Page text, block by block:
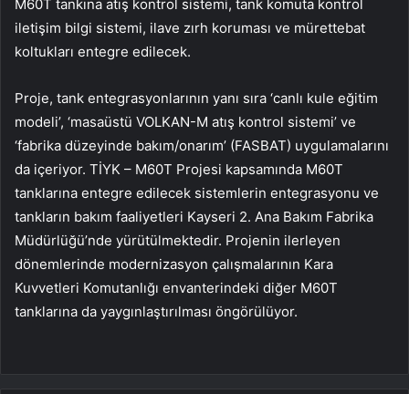
M60T tankına atış kontrol sistemi, tank komuta kontrol
iletişim bilgi sistemi, ilave zırh koruması ve mürettebat
koltukları entegre edilecek.
Proje, tank entegrasyonlarının yanı sıra ‘canlı kule eğitim
modeli’, ‘masaüstü VOLKAN-M atış kontrol sistemi’ ve
‘fabrika düzeyinde bakım/onarım’ (FASBAT) uygulamalarını
da içeriyor. TİYK – M60T Projesi kapsamında M60T
tanklarına entegre edilecek sistemlerin entegrasyonu ve
tankların bakım faaliyetleri Kayseri 2. Ana Bakım Fabrika
Müdürlüğü’nde yürütülmektedir. Projenin ilerleyen
dönemlerinde modernizasyon çalışmalarının Kara
Kuvvetleri Komutanlığı envanterindeki diğer M60T
tanklarına da yaygınlaştırılması öngörülüyor.